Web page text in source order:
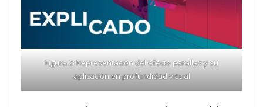
Figura 2: Representación del efecto parallax y su
aplicación en profundidad visual